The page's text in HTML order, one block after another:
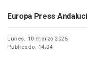
Europa Press
Lunes, 10 marzo 2025
Publicado: 14:04